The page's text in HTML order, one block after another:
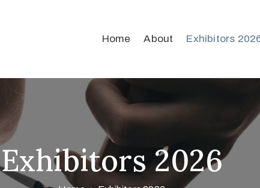
Home About Exhibitors
Exhibitors 2026